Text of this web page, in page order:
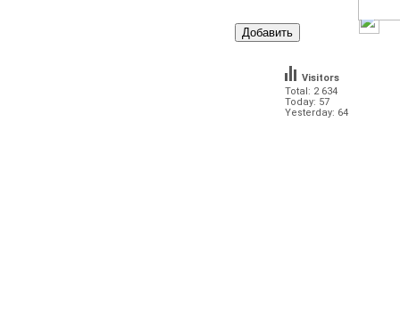
Total: 2 634
Today: 57
Yesterday: 64
Visitors